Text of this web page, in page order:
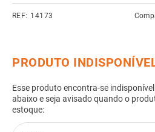
14173
9º porta
10º